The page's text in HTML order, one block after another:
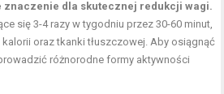
znaczenie dla skutecznej redukcji wagi.
się 3-4 razy w tygodniu przez 30-60 minut,
oraz tkanki tłuszczowej. Aby osiągnąć
różnorodne formy aktywności